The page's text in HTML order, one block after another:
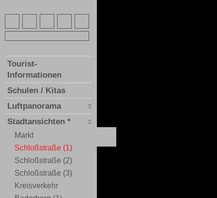
Tourist-
Informationen
Schulen / Kitas
Luftpanorama
Stadtansichten *
Markt
Schloßstraße (1)
Schloßstraße (2)
Schloßstraße (3)
Kreisverkehr